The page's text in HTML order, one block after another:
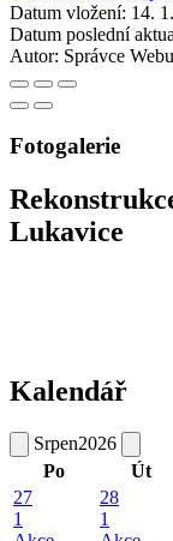
Datum vložení: 14.
Datum poslední
Autor: Správce Webu
Fotogalerie
Lukavice
Kalendář
Srpen2026
Po
Út
27
1
28
1